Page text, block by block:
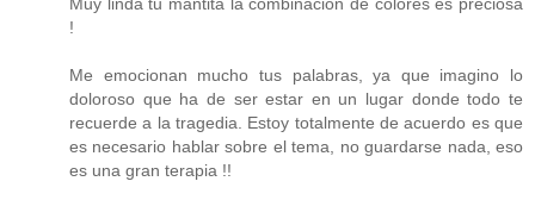
Muy linda tu mantita la combinación de colores es preciosa
!
Me emocionan mucho tus palabras, ya que imagino lo
doloroso que ha de ser estar en un lugar donde todo te
recuerde a la tragedia. Estoy totalmente de acuerdo es que
es necesario hablar sobre el tema, no guardarse nada, eso
es una gran terapia !!